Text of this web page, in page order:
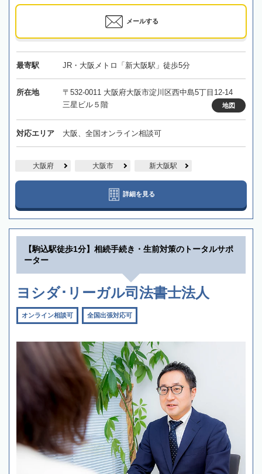
メールする
最寄駅 JR・大阪メトロ「新大阪駅」徒歩5分
所在地
〒532-0011 大阪府大阪市淀川区西中島5丁目12-14
三星ビル５階
地図
対応エリア 大阪、全国オンライン相談可
大阪府 大阪市 新大阪駅
詳細を見る
【駒込駅徒歩1分】相続手続き・生前対策のトータルサポ
ーター
ヨシダ･リーガル司法書士法人
オンライン相談可 全国出張対応可